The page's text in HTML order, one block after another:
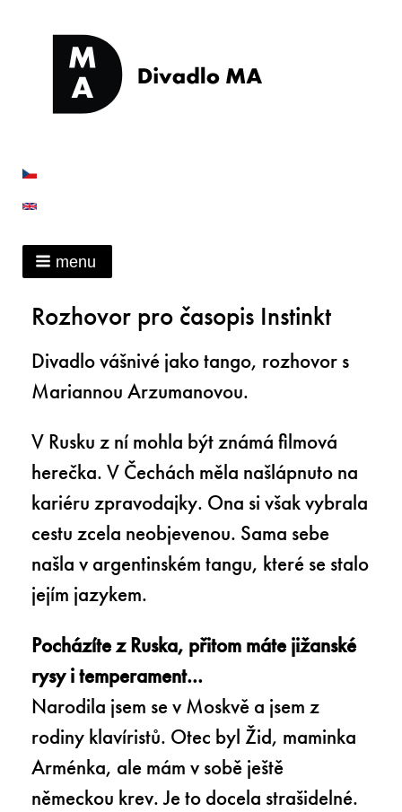
menu
Rozhovor pro časopis Instinkt
Divadlo vášnivé jako tango, rozhovor s
Mariannou Arzumanovou.
V Rusku z ní mohla být známá filmová
herečka. V Čechách měla našlápnuto na
kariéru zpravodajky. Ona si však vybrala
cestu zcela neobjevenou. Sama sebe
našla v argentinském tangu, které se stalo
jejím jazykem.
Pocházíte z Ruska, přitom máte jižanské
rysy i temperament...
Narodila jsem se v Moskvě a jsem z
rodiny klavíristů. Otec byl Žid, maminka
Arménka, ale mám v sobě ještě
německou krev. Je to docela strašidelné.